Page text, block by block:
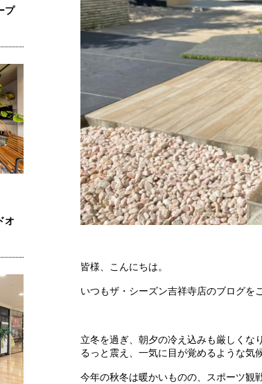
皆様、こんにちは。
いつもザ・シーズン吉祥寺店のブログを
立冬を過ぎ、朝夕の冷え込みも厳しくな
るっと震え、一気に目が覚めるような気
今年の秋冬は暖かいものの、スポーツ観
プ
オ